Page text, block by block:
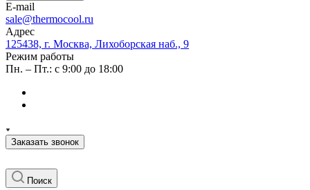
E-mail
sale@thermocool.ru
Адрес
125438, г. Москва, Лихоборская наб., 9
Режим работы
Пн. – Пт.: с 9:00 до 18:00
Заказать звонок
Поиск